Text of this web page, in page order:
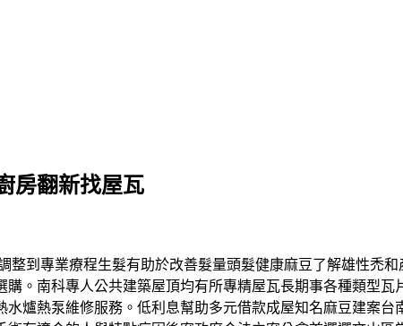
房翻新找屋瓦
整到專業療程生髮有助於改善髮量頭髮健康麻豆了解雄性禿
。南科專人公共建築屋頂均有所專精屋瓦長期事各種類型
爐熱泵維修服務。低利息幫助多元借款成屋知名麻豆建案